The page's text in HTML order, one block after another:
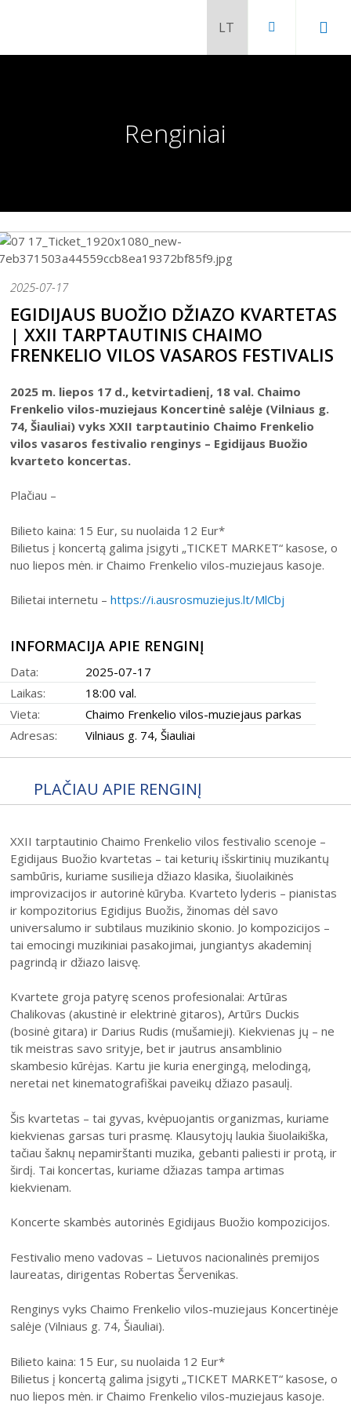
Chaimo Frenkelio vila-muziejus
Venclauskių namai-muziejus
Šiaulių istorijos muziejus
Dviračių muziejus
Radijo ir televizijos muziejus
Žaliūkių malūnininko sodyba-muziejus
Šiaulių istorijos muziejaus ekspozicija
Fotografijos muziejaus ekspozicija
Venclauskių namų-muziejaus ekspozicija
Chaimo Frenkelio vilos-muziejaus
Žaliūkių malūnininko sodybos-muziejaus
Dviračių muziejaus ekspozicija
Kilnojamos parodos
Virtualiosios parodos
Parodų archyvas
Bilietų kainos
Padalinių darbo laikas
Kainoraštis
Vaikams
Kultūros pasas
Integruotos muziejinės pamokos
1
2
17
18 19
24
25 26 27 28 29
31
2026 (XXIII festivalis)
2025 (XXII festivalis)
2024 (XXI festivalis)
2023 (XX festivalis)
2022 (XIX festivalis)
2021 (XVIII festivalis)
2020 (XVII festivalis)
2019 (XVI festivalis)
2018 (XV festivalis)
2004–2017 m. festivalis
Renginiai
2025-07-17
EGIDIJAUS BUOŽIO DŽIAZO KVARTETAS
| XXII TARPTAUTINIS CHAIMO
FRENKELIO VILOS VASAROS FESTIVALIS
2025 m. liepos 17 d., ketvirtadienį, 18 val. Chaimo
Frenkelio vilos-muziejaus Koncertinė salėje (Vilniaus g.
74, Šiauliai) vyks XXII tarptautinio Chaimo Frenkelio
vilos vasaros festivalio renginys – Egidijaus Buožio
kvarteto koncertas.
Plačiau –
Bilieto kaina: 15 Eur, su nuolaida 12 Eur*
Bilietus į koncertą galima įsigyti „TICKET MARKET“ kasose, o
nuo liepos mėn. ir Chaimo Frenkelio vilos-muziejaus kasoje.
Bilietai internetu – https://i.ausrosmuziejus.lt/MlCbj
INFORMACIJA APIE RENGINĮ
Data:
2025-07-17
Laikas:
18:00 val.
Vieta:
Chaimo Frenkelio vilos-muziejaus parkas
Adresas:
Vilniaus g. 74, Šiauliai
PLAČIAU APIE RENGINĮ
XXII tarptautinio Chaimo Frenkelio vilos festivalio scenoje –
Egidijaus Buožio kvartetas – tai keturių išskirtinių muzikantų
sambūris, kuriame susilieja džiazo klasika, šiuolaikinės
improvizacijos ir autorinė kūryba. Kvarteto lyderis – pianistas
ir kompozitorius Egidijus Buožis, žinomas dėl savo
universalumo ir subtilaus muzikinio skonio. Jo kompozicijos –
tai emocingi muzikiniai pasakojimai, jungiantys akademinį
pagrindą ir džiazo laisvę.
Kvartete groja patyrę scenos profesionalai: Artūras
Chalikovas (akustinė ir elektrinė gitaros), Artūrs Duckis
(bosinė gitara) ir Darius Rudis (mušamieji). Kiekvienas jų – ne
tik meistras savo srityje, bet ir jautrus ansamblinio
skambesio kūrėjas. Kartu jie kuria energingą, melodingą,
neretai net kinematografiškai paveikų džiazo pasaulį.
Šis kvartetas – tai gyvas, kvėpuojantis organizmas, kuriame
kiekvienas garsas turi prasmę. Klausytojų laukia šiuolaikiška,
tačiau šaknų nepamirštanti muzika, gebanti paliesti ir protą, ir
širdį. Tai koncertas, kuriame džiazas tampa artimas
kiekvienam.
Koncerte skambės autorinės Egidijaus Buožio kompozicijos.
Festivalio meno vadovas – Lietuvos nacionalinės premijos
laureatas, dirigentas Robertas Šervenikas.
Renginys vyks Chaimo Frenkelio vilos-muziejaus Koncertinėje
salėje (Vilniaus g. 74, Šiauliai).
Bilieto kaina: 15 Eur, su nuolaida 12 Eur*
Bilietus į koncertą galima įsigyti „TICKET MARKET“ kasose, o
nuo liepos mėn. ir Chaimo Frenkelio vilos-muziejaus kasoje.